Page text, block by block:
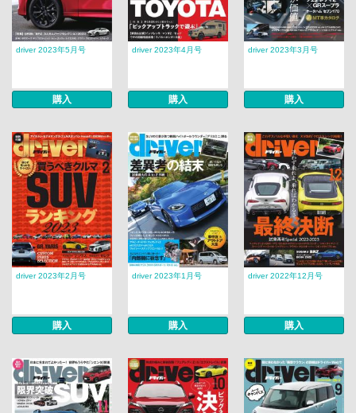
driver 2023年5月号
購入
driver 2023年4月号
購入
driver 2023年3月号
購入
driver 2023年2月号
購入
driver 2023年1月号
購入
driver 2022年12月号
購入